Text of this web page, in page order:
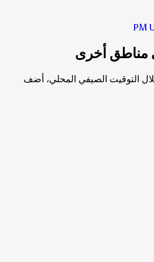
التوقيت الصيفي المحلي، أضف